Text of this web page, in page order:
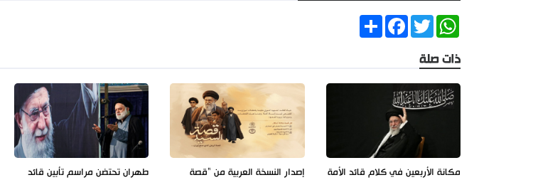
ShareFacebookTwitter
WhatsApp
ذات صلة
مكانة الأربعين في كلام قائد الأمة
إصدار النسخة العربية من "قصة
طهران تحتضن مراسم تأبين قائد